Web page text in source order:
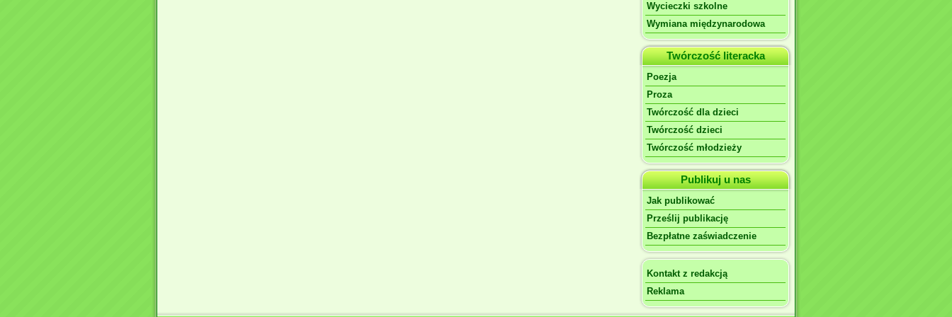
Wycieczki szkolne
Wymiana międzynarodowa
Twórczość literacka
Poezja
Proza
Twórczość dla dzieci
Twórczość dzieci
Twórczość młodzieży
Publikuj u nas
Jak publikować
Prześlij publikację
Bezpłatne zaświadczenie
Kontakt z redakcją
Reklama